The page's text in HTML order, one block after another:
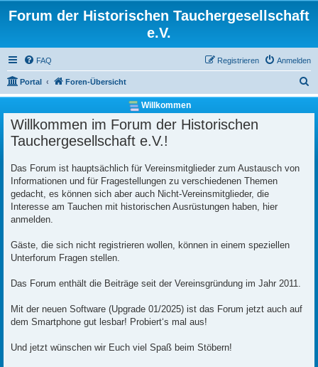
Forum der Historischen Tauchergesellschaft
e.V.
FAQ Anmelden
Registrieren
Portal Foren-Übersicht
u
c
Willkommen
Willkommen im Forum der Historischen
Tauchergesellschaft e.V.!
Das Forum ist hauptsächlich für Vereinsmitglieder zum Austausch von
Informationen und für Fragestellungen zu verschiedenen Themen
gedacht, es können sich aber auch Nicht-Vereinsmitglieder, die
Interesse am Tauchen mit historischen Ausrüstungen haben, hier
anmelden.
Gäste, die sich nicht registrieren wollen, können in einem speziellen
Unterforum Fragen stellen.
Das Forum enthält die Beiträge seit der Vereinsgründung im Jahr 2011.
Mit der neuen Software (Upgrade 01/2025) ist das Forum jetzt auch auf
dem Smartphone gut lesbar! Probiert‘s mal aus!
Und jetzt wünschen wir Euch viel Spaß beim Stöbern!